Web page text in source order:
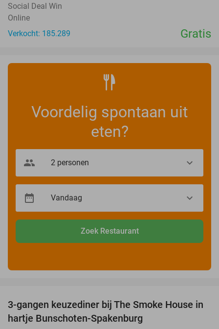
Social Deal Win
Online
Verkocht: 185.289
Gratis
Voordelig spontaan uit
eten?
Zoek Restaurant
37%
3-gangen keuzediner bij The Smoke House in
hartje Bunschoten-Spakenburg